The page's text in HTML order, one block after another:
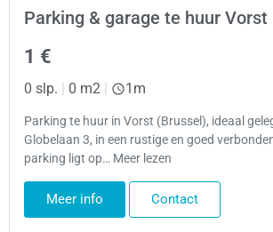
Parking & garage te huur Vorst
1 €
0 slp. | 0 m2 | 1m
Parking te huur in Vorst (Brussel), ideaal
Globelaan 3, in een rustige en goed
parking ligt op… Meer lezen
Meer info Contact